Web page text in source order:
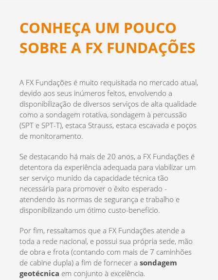
CONHEÇA UM POUCO
SOBRE A FX FUNDAÇÕES
A FX Fundações é muito requisitada no mercado atual,
devido aos seus inúmeros feitos, envolvendo a
disponibilização de diversos serviços de alta qualidade
como a sondagem rotativa, sondagem à percussão
(SPT e SPT-T), estaca Strauss, estaca escavada e poços
de monitoramento.
Se destacando há mais de 20 anos, a FX Fundações é
detentora da experiência adequada para viabilizar um
ser serviço munido da capacidade técnica tão
necessária para promover o êxito esperado -
atendendo às normas de segurança e trabalho e
disponibilizando um ótimo custo-benefício.
Por fim, ressaltamos que a FX Fundações atende a
toda a rede nacional, e possui sua própria sede, mão
de obra e frota (contando com mais de 7 caminhões
de cabine dupla) a fim de fornecer a sondagem
geotécnica em conjunto à excelência.